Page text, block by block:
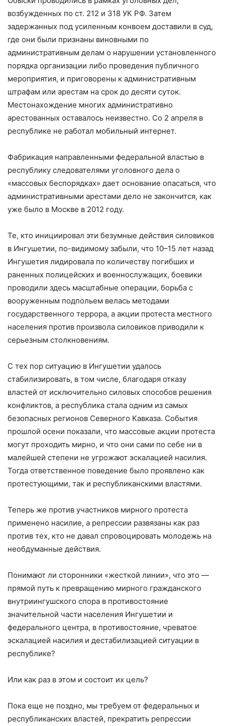
возбужденных по ст. 212 и 318 УК РФ. Затем
задержанных под усиленным конвоем доставили в суд,
где они были признаны виновными по
административным делам о нарушении установленного
порядка организации либо проведения публичного
мероприятия, и приговорены к административным
штрафам или арестам на срок до десяти суток.
Местонахождение многих административно
арестованных оставалось неизвестно. Со 2 апреля в
республике не работал мобильный интернет.
Фабрикация направленными федеральной властью в
республику следователями уголовного дела о
«массовых беспорядках» дает основание опасаться, что
административными арестами дело не закончится, как
уже было в Москве в 2012 году.
Те, кто инициировал эти безумные действия силовиков
в Ингушетии, по-видимому забыли, что 10–15 лет назад
Ингушетия лидировала по количеству погибших и
раненных полицейских и военнослужащих, боевики
проводили здесь масштабные операции, борьба с
вооруженным подпольем велась методами
государственного террора, а акции протеста местного
населения против произвола силовиков приводили к
серьезным столкновениям.
С тех пор ситуацию в Ингушетии удалось
стабилизировать, в том числе, благодаря отказу
властей от исключительно силовых способов решения
конфликтов, а республика стала одним из самых
безопасных регионов Северного Кавказа. События
прошлой осени показали, что массовые акции протеста
могут проходить мирно, и что они сами по себе ни в
малейшей степени не угрожают эскалацией насилия.
Тогда ответственное поведение было проявлено как
протестующими, так и республиканскими властями.
Теперь же против участников мирного протеста
применено насилие, а репрессии развязаны как раз
против тех, кто не давал спровоцировать молодежь на
необдуманные действия.
Понимают ли сторонники «жесткой линии», что это —
прямой путь к превращению мирного гражданского
внутриингушского спора в противостояние
значительной части населения Ингушетии и
федерального центра, в противостояние, чреватое
эскалацией насилия и дестабилизацией ситуации в
республике?
Или как раз в этом и состоит их цель?
Пока еще не поздно, мы требуем от федеральных и
республиканских властей, прекратить репрессии